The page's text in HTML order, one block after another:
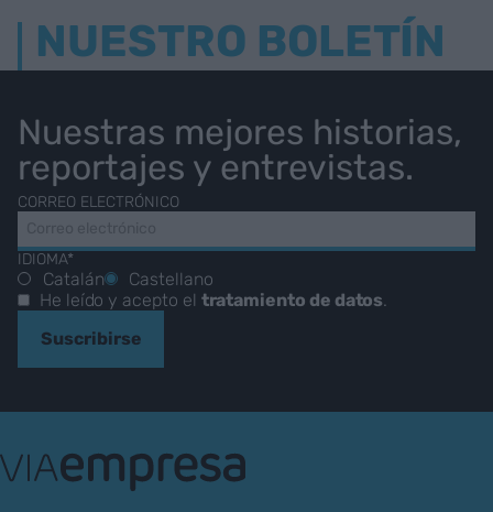
NUESTRO BOLETÍN
Nuestras mejores historias,
reportajes y entrevistas.
CORREO ELECTRÓNICO
IDIOMA*
Catalán
Castellano
He leído y acepto el tratamiento de datos.
Suscribirse